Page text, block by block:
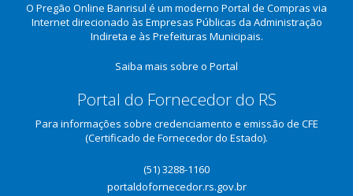
O Pregão Online Banrisul é um moderno Portal de Compras via
Internet direcionado às Empresas Públicas da Administração
Indireta e às Prefeituras Municipais.
Saiba mais sobre o Portal
Portal do Fornecedor do RS
Para informações sobre credenciamento e emissão de CFE
(Certificado de Fornecedor do Estado).
(51) 3288-1160
portaldofornecedor.rs.gov.br